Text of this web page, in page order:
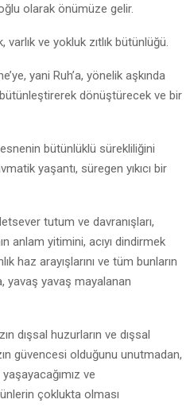
olarak önümüze gelir.
ve yokluk zıtlık bütünlüğü.
yani Ruh’a, yönelik aşkında
dönüştürecek ve bir
bütünlüklü sürekliliğini
yaşantı, süregen yıkıcı bir
tutum ve davranışları,
anlam yitimini, acıyı dindirmek
haz arayışlarını ve tüm bunların
yavaş yavaş mayalanan
dışsal huzurların ve dışsal
güvencesi olduğunu unutmadan,
ve
çoklukta olması